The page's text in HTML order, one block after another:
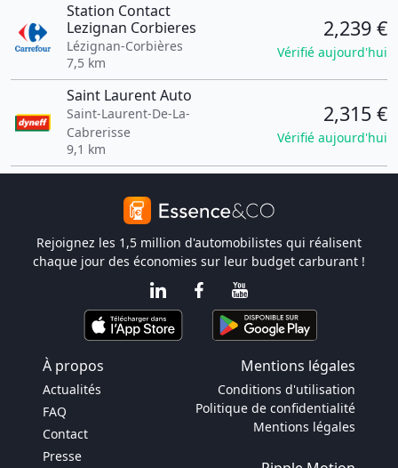
Station Contact
Lezignan Corbieres
Lézignan-Corbières
7,5 km
2,239 €
Vérifié aujourd'hui
Saint Laurent Auto
Saint-Laurent-De-La-
Cabrerisse
9,1 km
2,315 €
Vérifié aujourd'hui
Rejoignez les 1,5 million d'automobilistes qui réalisent
chaque jour des économies sur leur budget carburant !
À propos Mentions légales
Actualités
FAQ
Contact
Presse
Conditions d'utilisation
Politique de confidentialité
Mentions légales